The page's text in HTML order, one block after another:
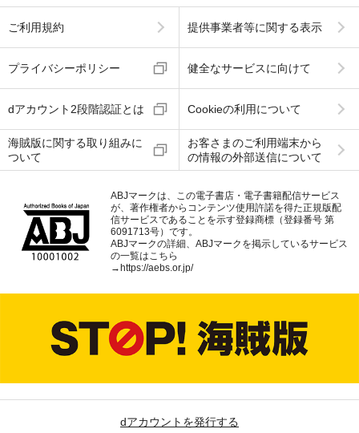
ご利用規約 提供事業者等に関する表示
プライバシーポリシー 健全なサービスに向けて
dアカウント2段階認証とは Cookieの利用について
海賊版に関する取り組みに
ついて
お客さまのご利用端末から
の情報の外部送信について
ABJマークは、この電子書店・電子書籍配信サービス
が、著作権者からコンテンツ使用許諾を得た正規版配
信サービスであることを示す登録商標（登録番号 第
6091713号）です。
ABJマークの詳細、ABJマークを掲示しているサービス
の一覧はこちら
→https://aebs.or.jp/
dアカウントを発行する